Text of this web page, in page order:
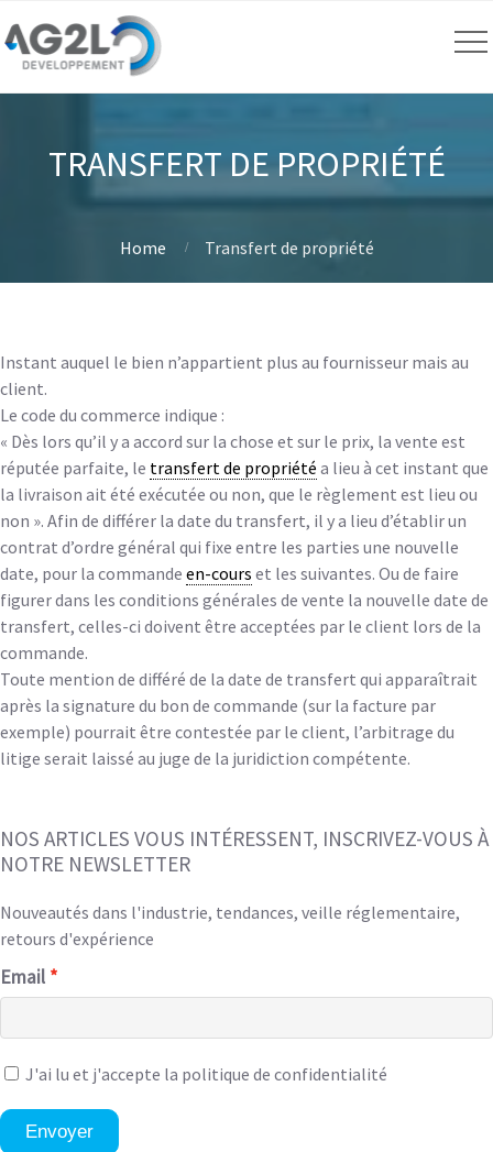
TRANSFERT DE PROPRIÉTÉ
Home Transfert de propriété
Instant auquel le bien n’appartient plus au fournisseur mais au
client.
Le code du commerce indique :
« Dès lors qu’il y a accord sur la chose et sur le prix, la vente est
réputée parfaite, le transfert de propriété a lieu à cet instant que
la livraison ait été exécutée ou non, que le règlement est lieu ou
non ». Afin de différer la date du transfert, il y a lieu d’établir un
contrat d’ordre général qui fixe entre les parties une nouvelle
date, pour la commande en-cours et les suivantes. Ou de faire
figurer dans les conditions générales de vente la nouvelle date de
transfert, celles-ci doivent être acceptées par le client lors de la
commande.
Toute mention de différé de la date de transfert qui apparaîtrait
après la signature du bon de commande (sur la facture par
exemple) pourrait être contestée par le client, l’arbitrage du
litige serait laissé au juge de la juridiction compétente.
NOS ARTICLES VOUS INTÉRESSENT, INSCRIVEZ-VOUS À
NOTRE NEWSLETTER
Nouveautés dans l'industrie, tendances, veille réglementaire,
retours d'expérience
Email
J'ai lu et j'accepte la politique de confidentialité
Envoyer